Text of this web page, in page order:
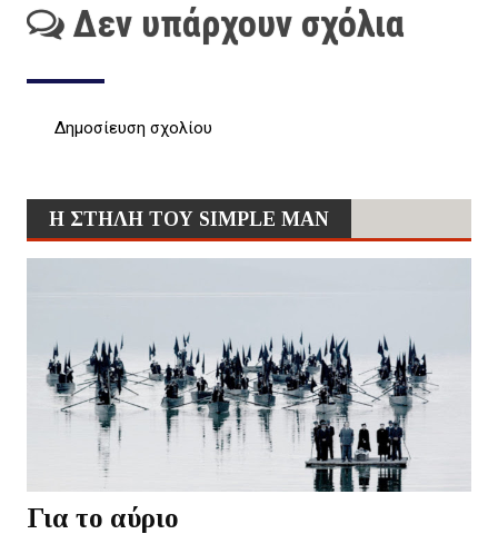
Δεν υπάρχουν σχόλια
Δημοσίευση σχολίου
Η ΣΤΗΛΗ ΤΟΥ SIMPLE MAN
Για το αύριο